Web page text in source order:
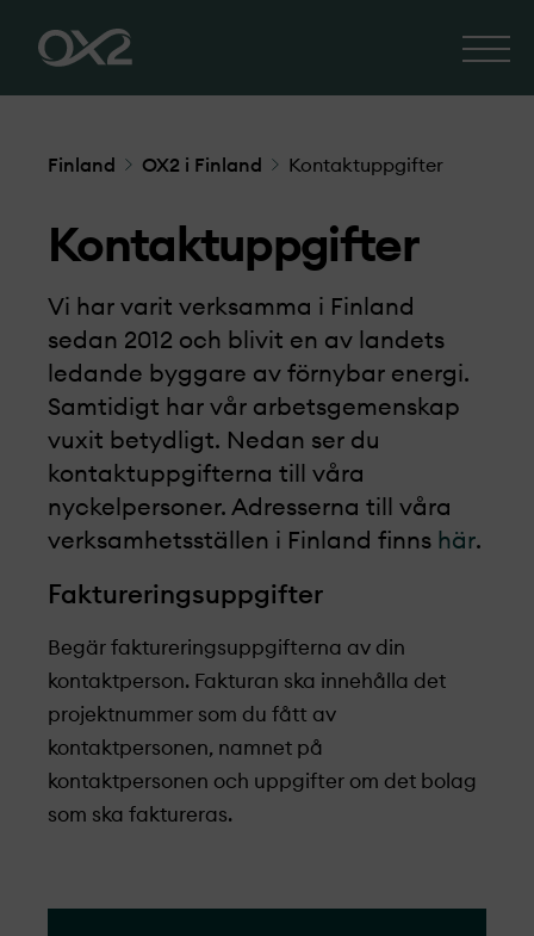
Finland OX2 i Finland Kontaktuppgifter
Kontaktuppgifter
Vi har varit verksamma i Finland
sedan 2012 och blivit en av landets
ledande byggare av förnybar energi.
Samtidigt har vår arbetsgemenskap
vuxit betydligt. Nedan ser du
kontaktuppgifterna till våra
nyckelpersoner. Adresserna till våra
verksamhetsställen i Finland finns här.
Faktureringsuppgifter
Begär faktureringsuppgifterna av din
kontaktperson. Fakturan ska innehålla det
projekt­nummer som du fått av
kontaktpersonen, namnet på
kontaktpersonen och uppgifter om det bolag
som ska faktureras.